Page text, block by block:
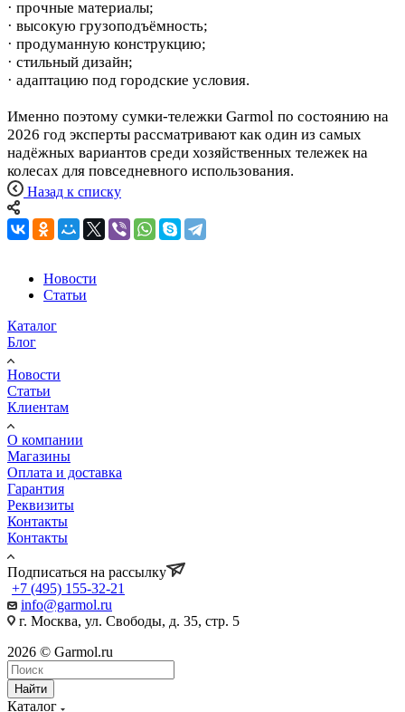
· прочные материалы;
· высокую грузоподъёмность;
· продуманную конструкцию;
· стильный дизайн;
· адаптацию под городские условия.
Именно поэтому сумки-тележки Garmol по состоянию на
2026 год эксперты рассматривают как один из самых
надёжных вариантов среди хозяйственных тележек на
колесах для повседневного использования.
Назад к списку
Новости
Статьи
Каталог
Блог
Новости
Статьи
Клиентам
О компании
Магазины
Оплата и доставка
Гарантия
Реквизиты
Контакты
Контакты
Подписаться на рассылку
+7 (495) 155-32-21
info@garmol.ru
г. Москва, ул. Свободы, д. 35, стр. 5
2026 © Garmol.ru
Найти
Каталог